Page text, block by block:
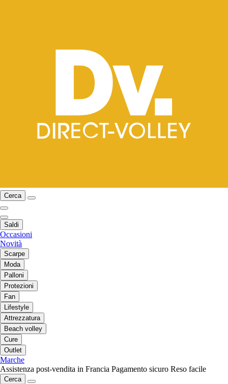
Cerca
Saldi
Occasioni
Novità
Scarpe
Moda
Palloni
Protezioni
Fan
Lifestyle
Attrezzatura
Beach volley
Cure
Outlet
Marche
Assistenza post-vendita in Francia Pagamento sicuro Reso facile
Cerca